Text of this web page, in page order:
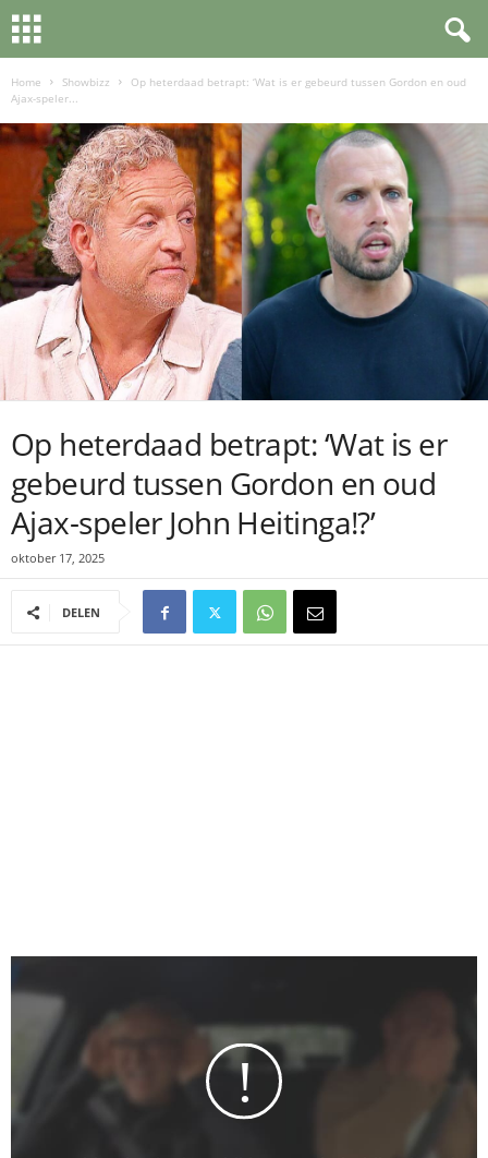
Home Showbizz
Op heterdaad betrapt: ‘Wat is er gebeurd tussen Gordon en oud
Ajax-speler...
Op heterdaad betrapt: ‘Wat is er
gebeurd tussen Gordon en oud
Ajax-speler John Heitinga!?’
oktober 17, 2025
DELEN